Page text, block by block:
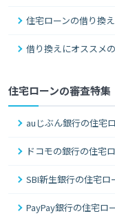
住宅ローンの借り換
借り換えにオススメ
住宅ローンの審査特集
auじぶん銀行の住宅
ドコモの銀行の住宅
SBI新生銀行の住宅ロ
PayPay銀行の住宅ロ